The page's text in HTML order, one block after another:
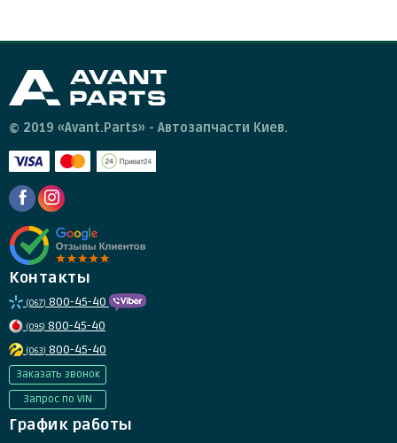
© 2019 «Avant.Parts» - Автозапчасти Киев.
Контакты
(067) 800-45-40
(095) 800-45-40
(063) 800-45-40
Заказать звонок
Запрос по VIN
График работы